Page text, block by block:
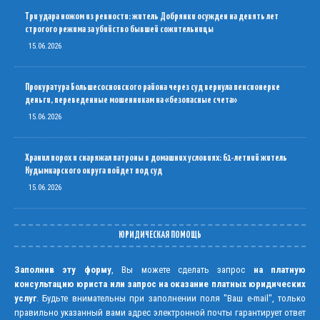
Три удара ножом из ревности: житель Добрянки осужден на девять лет
строгого режима за убийство бывшей сожительницы
15.06.2026
Прокуратура Большесосновского района через суд вернула пенсионерке
деньги, переведенные мошенникам на «безопасные счета»
15.06.2026
Хранил порох и снаряжал патроны в домашних условиях: 61-летний житель
Кудымкарского округа пойдет под суд
15.06.2026
ЮРИДИЧЕСКАЯ ПОМОЩЬ
Заполнив эту форму, Вы можете сделать запрос на платную
консультацию юриста или запрос на оказание платных юридических
услуг. Будьте внимательны при заполнении поля "Ваш e-mail", только
правильно указанный вами адрес электронной почты гарантирует ответ